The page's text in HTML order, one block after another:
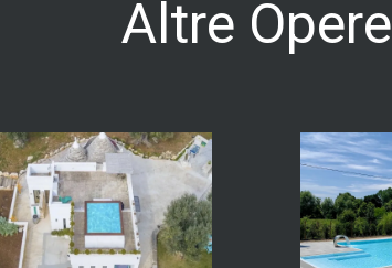
Altre Opere